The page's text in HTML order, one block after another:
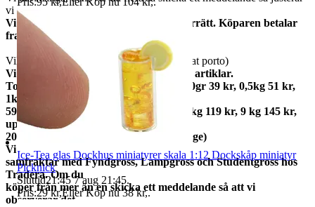
vi annonsen.
Vi har alltid 14 dagars öppet köp / returrätt. Köparen betalar
frakter.
Vikt ca 82 gram + postemballage (rabatterat porto)
Vi samfraktar gärna om du köper flera artiklar.
Total frakt: 50gr 15 kr, 100gr 25 kr, 250gr 39 kr, 0,5kg 51 kr,
1kg
59kr, 2kg 73 kr, 3kg 79 kr, 5kg 95 kr, 7kg 119 kr, 9 kg 145 kr,
upp till
20kg 159 kr (priserna gäller inom Sverige)
Vi
samfraktar med Fyndgross, Lampgross och Studentgross hos
Tradera. Om du
köper från mer än en skicka ett meddelande så att vi
observerar det.
Ice-Tea glas Dockhus miniatyrer skala 1:12 Dockskåp miniatyr
Picknick
Sluttid21:45 7 aug 21:45.
Pris:29 kr,Eller Köp nu 38 kr,.